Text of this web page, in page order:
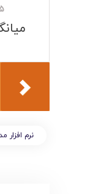
۵
نرم افزار